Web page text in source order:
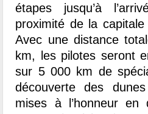
étapes jusqu’à
proximité de la capitale
Avec une distance
km, les pilotes seront
sur 5 000 km de
découverte des dunes
mises à l’honneur en